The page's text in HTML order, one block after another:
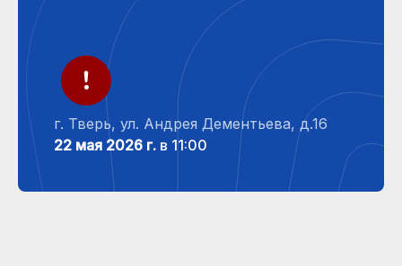
г. Тверь, ул. Андрея Дементьева, д.16
22 мая 2026 г. в 11:00